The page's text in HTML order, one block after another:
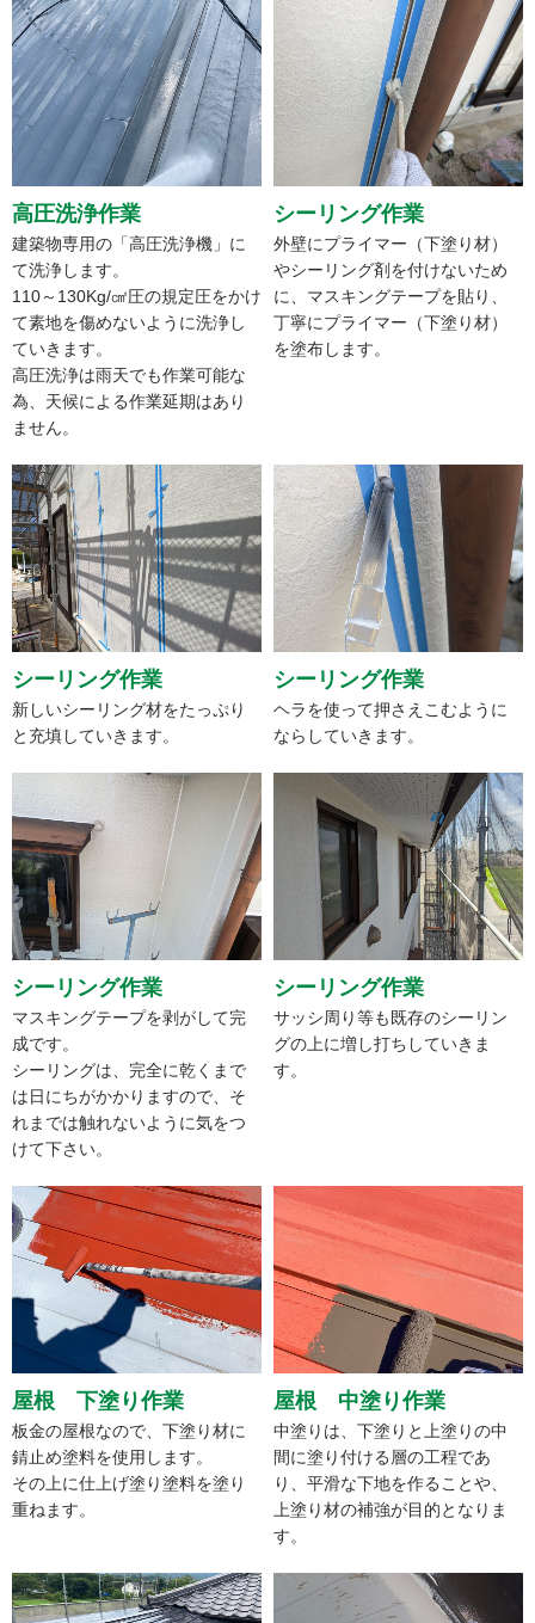
高圧洗浄作業
建築物専用の「高圧洗浄機」に
て洗浄します。
110～130Kg/㎠圧の規定圧をかけ
て素地を傷めないように洗浄し
ていきます。
高圧洗浄は雨天でも作業可能な
為、天候による作業延期はあり
ません。
シーリング作業
外壁にプライマー（下塗り材）
やシーリング剤を付けないため
に、マスキングテープを貼り、
丁寧にプライマー（下塗り材）
を塗布します。
シーリング作業
新しいシーリング材をたっぷり
と充填していきます。
シーリング作業
ヘラを使って押さえこむように
ならしていきます。
シーリング作業
マスキングテープを剥がして完
成です。
シーリングは、完全に乾くまで
は日にちがかかりますので、そ
れまでは触れないように気をつ
けて下さい。
シーリング作業
サッシ周り等も既存のシーリン
グの上に増し打ちしていきま
す。
屋根 下塗り作業
板金の屋根なので、下塗り材に
錆止め塗料を使用します。
その上に仕上げ塗り塗料を塗り
重ねます。
屋根 中塗り作業
中塗りは、下塗りと上塗りの中
間に塗り付ける層の工程であ
り、平滑な下地を作ることや、
上塗り材の補強が目的となりま
す。